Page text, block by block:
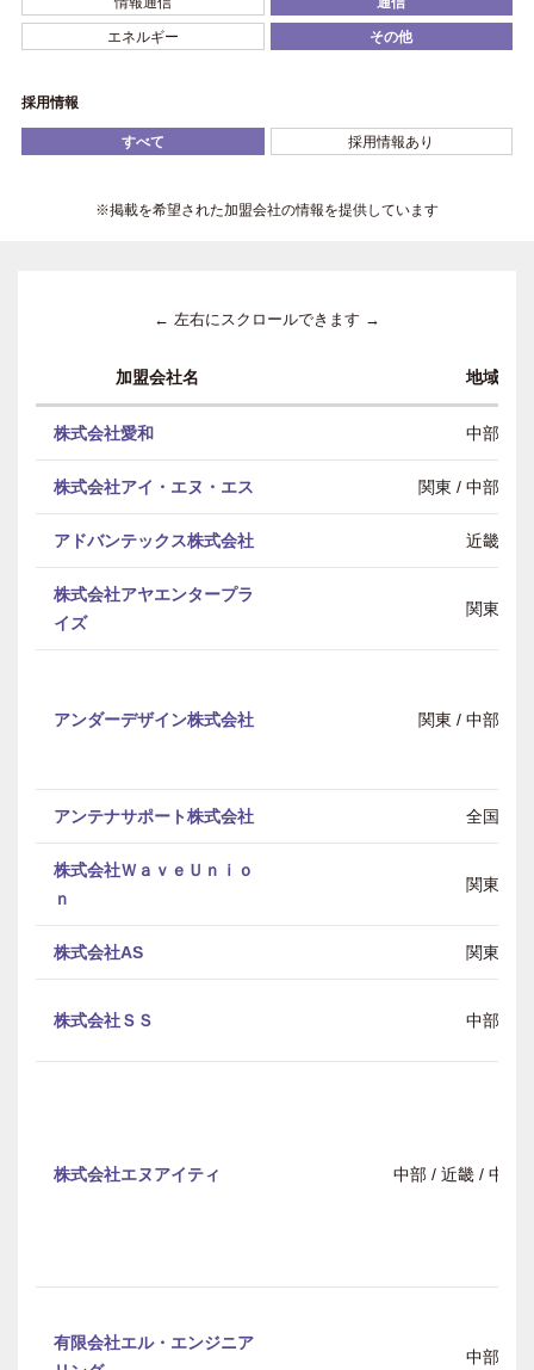
エネルギー その他
採用情報
すべて 採用情報あり
※掲載を希望された加盟会社の情報を提供しています
← 左右にスクロールできます →
加盟会社名 地域
株式会社愛和 中部
株式会社アイ・エヌ・エス 関東 / 中部 / 近
アドバンテックス株式会社 近畿
株式会社アヤエンタープラ
イズ
関東
アンダーデザイン株式会社 関東 / 中部 / 近
アンテナサポート株式会社 全国
株式会社ＷａｖｅＵｎｉｏ
ｎ
関東
株式会社AS 関東
株式会社ＳＳ 中部
株式会社エヌアイティ 中部 / 近畿 / 中国
有限会社エル・エンジニア
中部